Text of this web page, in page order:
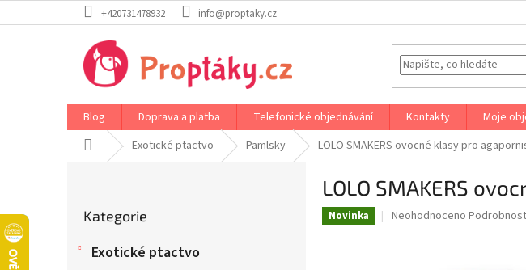
na
+420731478932 info@proptaky.cz
Blog Doprava a platba Telefonické objednávání Kontakty
Moje
Domů Exotické ptactvo Pamlsky LOLO SMAKERS ovocné klasy pro
kategorie
Kategorie
Exotické ptactvo
LOLO SMAKERS
Novinka
Průměrné
Neohodnoceno